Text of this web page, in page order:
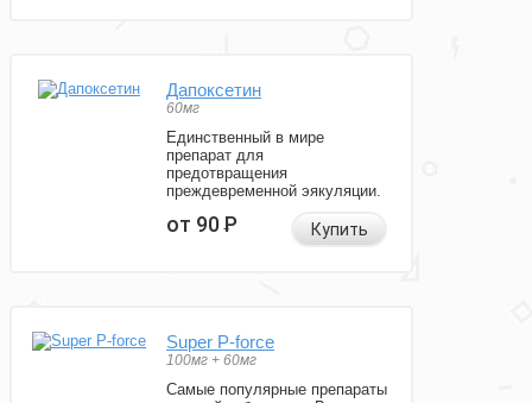
Дапоксетин
60мг
Единственный в мире
препарат для
предотвращения
преждевременной эякуляции.
от 90Р Купить
Super P-force
100мг + 60мг
Самые популярные препараты